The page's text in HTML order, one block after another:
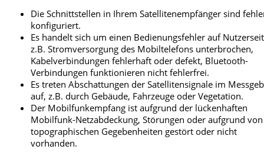
Die Schnittstellen in Ihrem Satellitenempfänger sind
konfiguriert.
Es handelt sich um einen Bedienungsfehler auf
z.B. Stromversorgung des Mobiltelefons unterbrochen,
Kabelverbindungen fehlerhaft oder defekt, Bluetooth-
Verbindungen funktionieren nicht fehlerfrei.
Es treten Abschattungen der Satellitensignale im
auf, z.B. durch Gebäude, Fahrzeuge oder Vegetation.
Der Mobilfunkempfang ist aufgrund der lückenhaften
Mobilfunk-Netzabdeckung, Störungen oder aufgrund von
topographischen Gegebenheiten gestört oder nicht
vorhanden.